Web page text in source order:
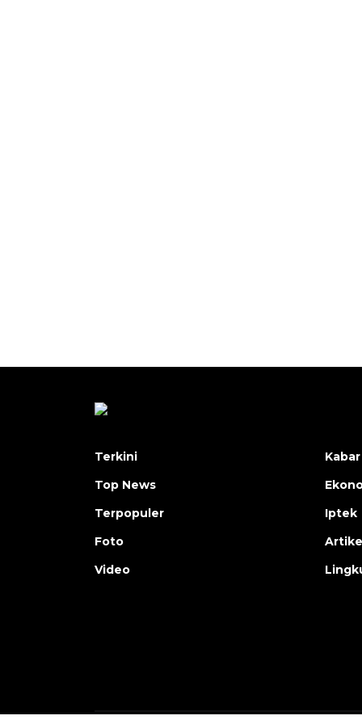
Terkini
Top News
Terpopuler
Foto
Video
Iptek